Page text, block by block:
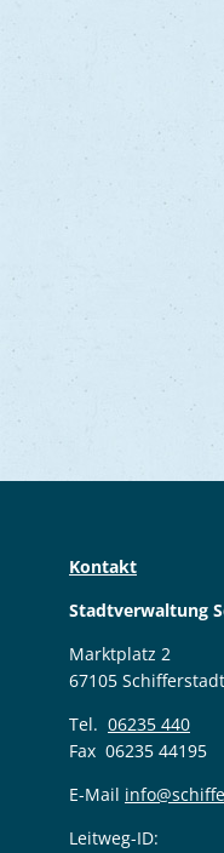
Kontakt
Stadtverwaltung
Marktplatz 2
67105 Schifferstadt
Tel. 06235 440
Fax 06235 44195
E-Mail
Leitweg-ID: